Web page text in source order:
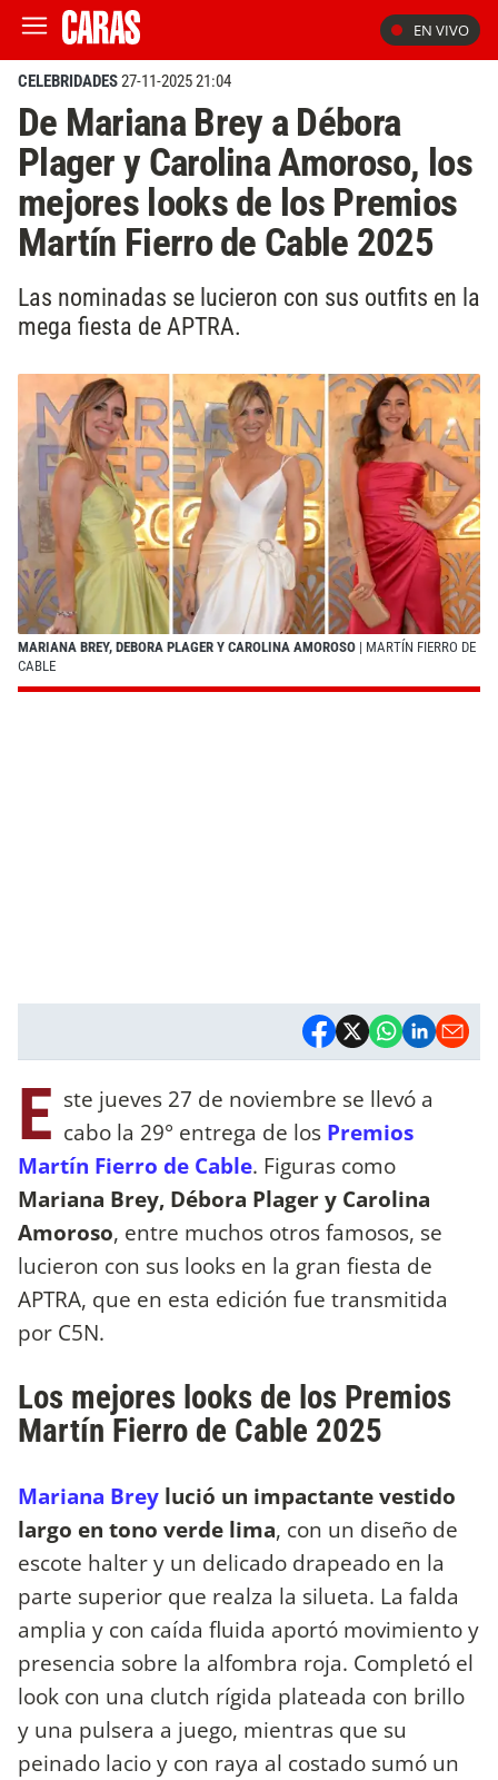
EN VIVO
CELEBRIDADES27-11-2025 21:04
De Mariana Brey a Débora
Plager y Carolina Amoroso, los
mejores looks de los Premios
Martín Fierro de Cable 2025
Las nominadas se lucieron con sus outfits en la
mega fiesta de APTRA.
MARIANA BREY, DEBORA PLAGER Y CAROLINA AMOROSO | MARTÍN FIERRO DE
CABLE
E ste jueves 27 de noviembre se llevó a
cabo la 29° entrega de los Premios
Martín Fierro de Cable. Figuras como
Mariana Brey, Débora Plager y Carolina
Amoroso, entre muchos otros famosos, se
lucieron con sus looks en la gran fiesta de
APTRA, que en esta edición fue transmitida
por C5N.
Los mejores looks de los Premios
Martín Fierro de Cable 2025
Mariana Brey lució un impactante vestido
largo en tono verde lima, con un diseño de
escote halter y un delicado drapeado en la
parte superior que realza la silueta. La falda
amplia y con caída fluida aportó movimiento y
presencia sobre la alfombra roja. Completó el
look con una clutch rígida plateada con brillo
y una pulsera a juego, mientras que su
peinado lacio y con raya al costado sumó un